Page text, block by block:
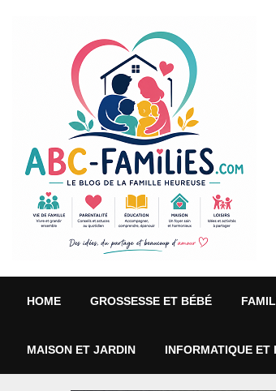
HOME GROSSESSE ET BÉBÉ
MAISON ET JARDIN INFORMATIQUE ET